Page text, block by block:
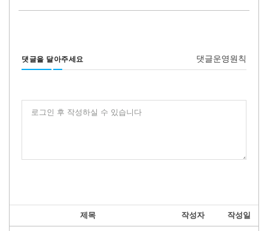
댓글을 달아주세요 댓글운영원칙
로그인 후 작성하실 수 있습니다
제목 작성자 작성일